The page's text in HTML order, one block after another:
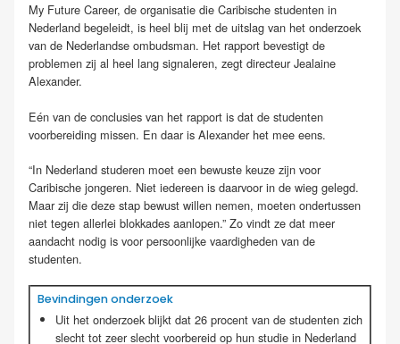
My Future Career, de organisatie die Caribische studenten in
Nederland begeleidt, is heel blij met de uitslag van het onderzoek
van de Nederlandse ombudsman. Het rapport bevestigt de
problemen zij al heel lang signaleren, zegt directeur Jealaine
Alexander.
Eén van de conclusies van het rapport is dat de studenten
voorbereiding missen. En daar is Alexander het mee eens.
“In Nederland studeren moet een bewuste keuze zijn voor
Caribische jongeren. Niet iedereen is daarvoor in de wieg gelegd.
Maar zij die deze stap bewust willen nemen, moeten ondertussen
niet tegen allerlei blokkades aanlopen.” Zo vindt ze dat meer
aandacht nodig is voor persoonlijke vaardigheden van de
studenten.
Bevindingen onderzoek
Uit het onderzoek blijkt dat 26 procent van de studenten zich
slecht tot zeer slecht voorbereid op hun studie in Nederland